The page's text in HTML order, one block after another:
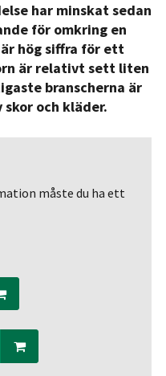
har minskat sedan
för omkring en
hög siffra för ett
är relativt sett liten
branscherna är
och kläder.
måste du ha ett